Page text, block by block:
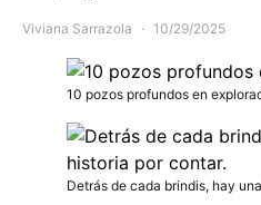
Viviana Sarrazola 10/29/2025
10 pozos profundos en
Detrás de cada brindis, hay